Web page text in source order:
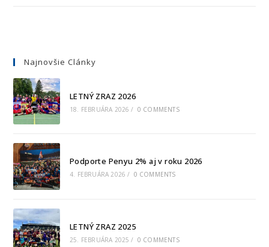
Najnovšie Clánky
LETNÝ ZRAZ 2026
18. FEBRUÁRA 2026 / 0 COMMENTS
Podporte Penyu 2% aj v roku 2026
4. FEBRUÁRA 2026 / 0 COMMENTS
LETNÝ ZRAZ 2025
25. FEBRUÁRA 2025 / 0 COMMENTS